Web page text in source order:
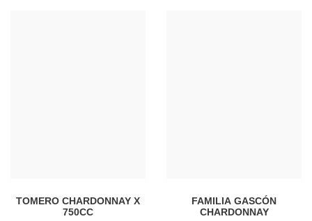
TOMERO CHARDONNAY X
750CC
FAMILIA GASCÓN
CHARDONNAY